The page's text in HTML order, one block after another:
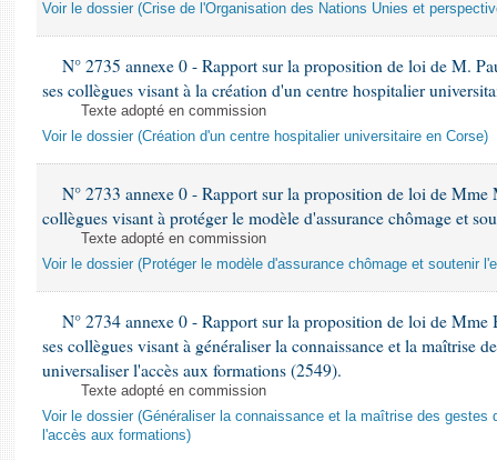
Voir le dossier (Crise de l'Organisation des Nations Unies et
N° 2735 annexe 0 - Rapport sur la proposition de loi de M.
ses collègues visant à la création d'un centre hospitalier
Texte adopté en commission
Voir le dossier (Création d'un centre hospitalier universitaire en Corse)
N° 2733 annexe 0 - Rapport sur la proposition de loi de Mme
collègues visant à protéger le modèle d'assurance chômage et
Texte adopté en commission
Voir le dossier (Protéger le modèle d'assurance chômage et soutenir
N° 2734 annexe 0 - Rapport sur la proposition de loi de Mme
ses collègues visant à généraliser la connaissance et la maîtrise
universaliser l'accès aux formations (2549).
Texte adopté en commission
Voir le dossier (Généraliser la connaissance et la maîtrise des gestes
l'accès aux formations)